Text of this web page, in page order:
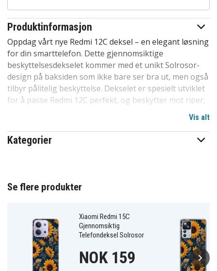
Produktinformasjon
Oppdag vårt nye Redmi 12C deksel – en elegant løsning
for din smarttelefon. Dette gjennomsiktige
beskyttelsesdekselet kommer med et unikt Solrosor-
design på baksiden som ikke bare ser bra ut, men også
tilbyr pålitelig beskyttelse. Dekselet er spesielt utviklet
for å passe Redmi 12C perfekt, og beskytter mot riper,
Vårt design er uten skarpe kanter og enkelt å montere
eller fjerne fra mobilen din, uten risiko for riper eller
en rimelig pris, dette dekselet står sterkt i
konkurransen. Et utmerket valg for å beskytte
tilpasset for Redmi 12C.
Produktdetaljer:
-Spesielt utformet for Redmi 12C, kompatibelt med
Vis alt
Kategorier
Se flere produkter
Xiaomi Redmi 15C
Gjennomsiktig
Telefondeksel Solrosor
NOK 159